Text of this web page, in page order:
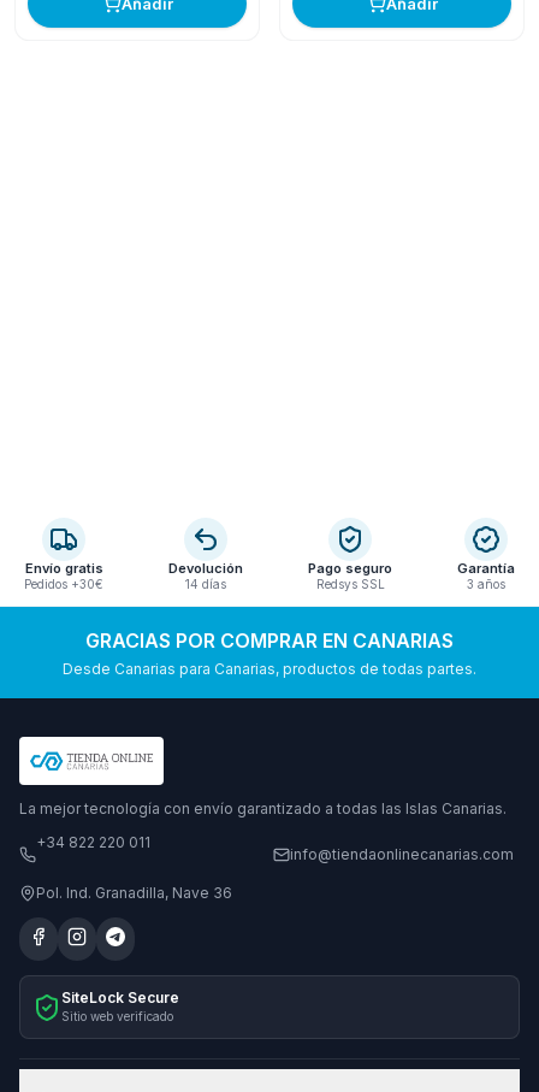
Añadir Añadir
Envío gratis
Pedidos +30€
Devolución
14 días
Pago seguro
Redsys SSL
Garantía
3 años
GRACIAS POR COMPRAR EN CANARIAS
Desde Canarias para Canarias, productos de todas partes.
La mejor tecnología con envío garantizado a todas las Islas Canarias.
+34 822 220 011
info@tiendaonlinecanarias.com
Pol. Ind. Granadilla, Nave 36
SiteLock Secure
Sitio web verificado